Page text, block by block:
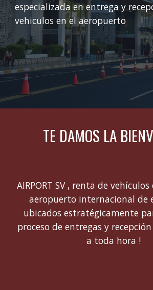
especializada en entrega y
vehiculos en el aeropuerto
TE DAMOS LA
AIRPORT SV , renta de
aeropuerto internacional de
ubicados estratégicamente
proceso de entregas y
a toda hora !